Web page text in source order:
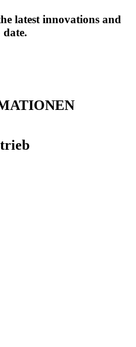
latest innovations and